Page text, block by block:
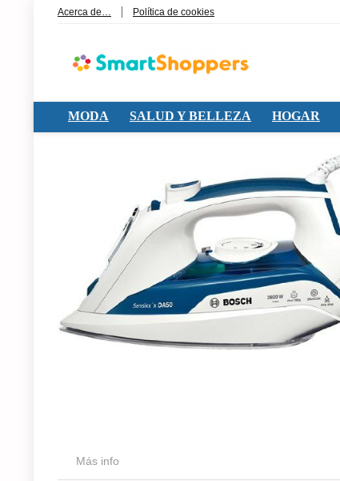
Acerca de… Política de cookies
MODA SALUD Y BELLEZA HOGAR
Más info